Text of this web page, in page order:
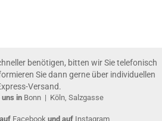
benötigen, bitten wir Sie telefonisch
Sie dann gerne über individuellen
Versand.
uns in Bonn | Köln, Salzgasse
Facebook und auf Instagram